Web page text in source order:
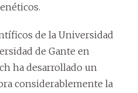
de la Universidad
de Gante en
ha desarrollado un
considerablemente la